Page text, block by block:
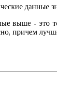
данные
выше - это
причем